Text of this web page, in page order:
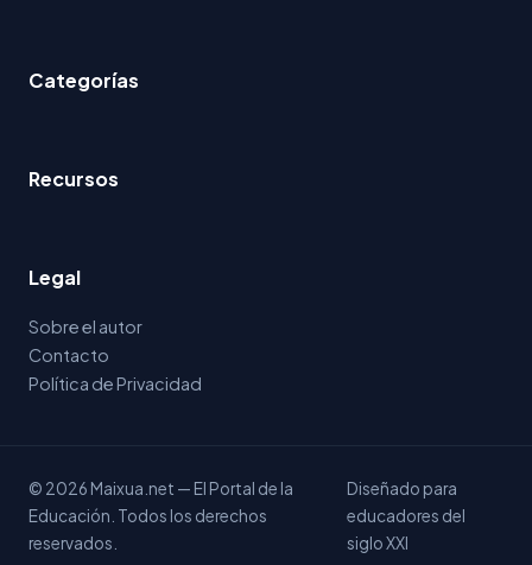
Categorías
Recursos
Legal
Sobre el autor
Contacto
Política de Privacidad
© 2026 Maixua.net — El Portal de la
Educación. Todos los derechos
reservados.
Diseñado para
educadores del
siglo XXI